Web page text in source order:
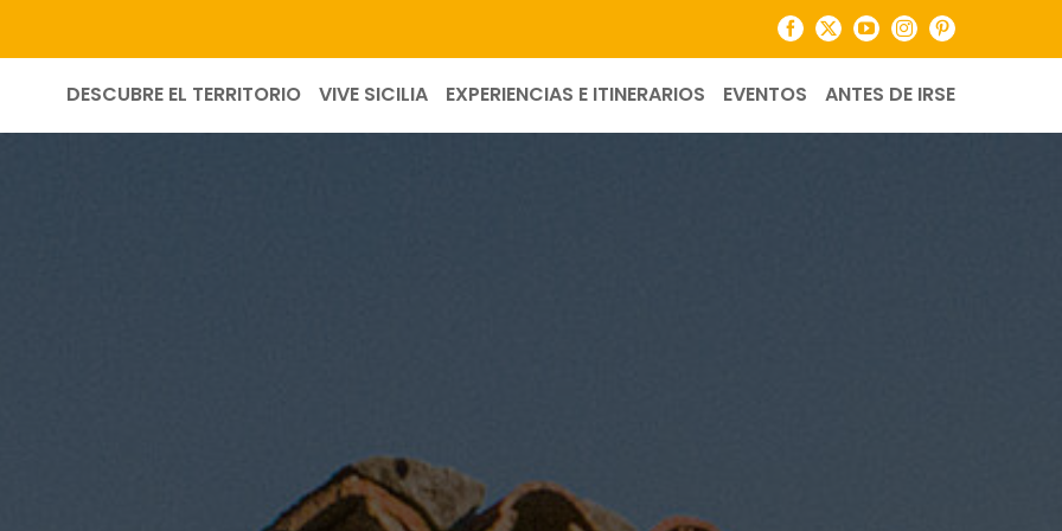
Facebook
X YouTubeInstagramPinterest
DESCUBRE EL TERRITORIO VIVE SICILIA EXPERIENCIAS E ITINERARIOS EVENTOS ANTES DE IRSE